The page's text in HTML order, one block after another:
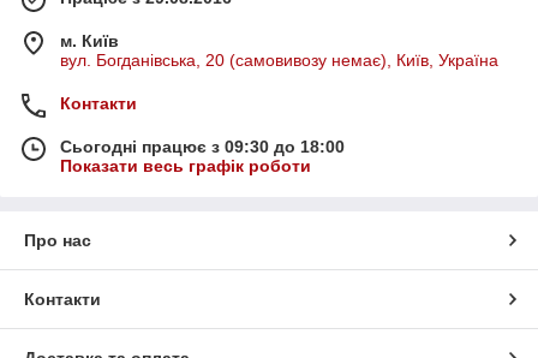
м. Київ
вул. Богданівська, 20 (самовивозу немає), Київ, Україна
Контакти
Сьогодні працює з 09:30 до 18:00
Показати весь графік роботи
Про нас
Контакти